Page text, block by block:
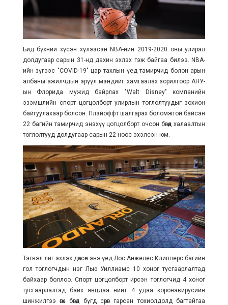
Бид бүхний хүсэн хүлээсэн NBA-ийн 2019-2020 оны улирал
долдугаар сарын 31-нд дахин эхлэх гэж байгаа билээ. NBA-
ийн зүгээс "COVID-19" цар тахлын үед тамирчид болон арын
албаны ажилчдын эрүүл мэндийг хамгаалах зорилгоор АНУ-
ын Флорида мужид байрлах "Walt Disney" компанийн
эзэмшлийн спорт цогцолборт улирлын тоглолтуудыг зохион
байгуулахаар болсон. Плэйоффт шалгарах боломжтой байсан
22 багийн тамирчид энэхүү цогцолборт очсон бөгөөд халаалтын
тоглолтууд долдугаар сарын 22-ноос эхэлсэн юм.
Тэгвэл лиг эхлэх дөхсөн энэ үед Лос Анжелес Клипперс багийн
гол тоглогчдын нэг Лью Уиллиамс 10 хоног тусгаарлалтад
байхаар боллоо. Спорт цогцолборт ирсэн тоглогчид 4 хоног
тусгаарлалтад байх явцдаа нийт 4 удаа коронавирусийн
шинжилгээ өгөх бөгөөд бүгд сөрөг гарсан тохиолдолд багтайгаа